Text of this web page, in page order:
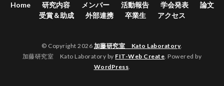
Home 研究内容 メンバー 活動報告 学会発表
論文
受賞＆助成
外部連携 卒業生 アクセス
© Copyright 2026 加藤研究室 Kato Laboratory.
加藤研究室 Kato Laboratory by FIT-Web Create. Powered by
WordPress.